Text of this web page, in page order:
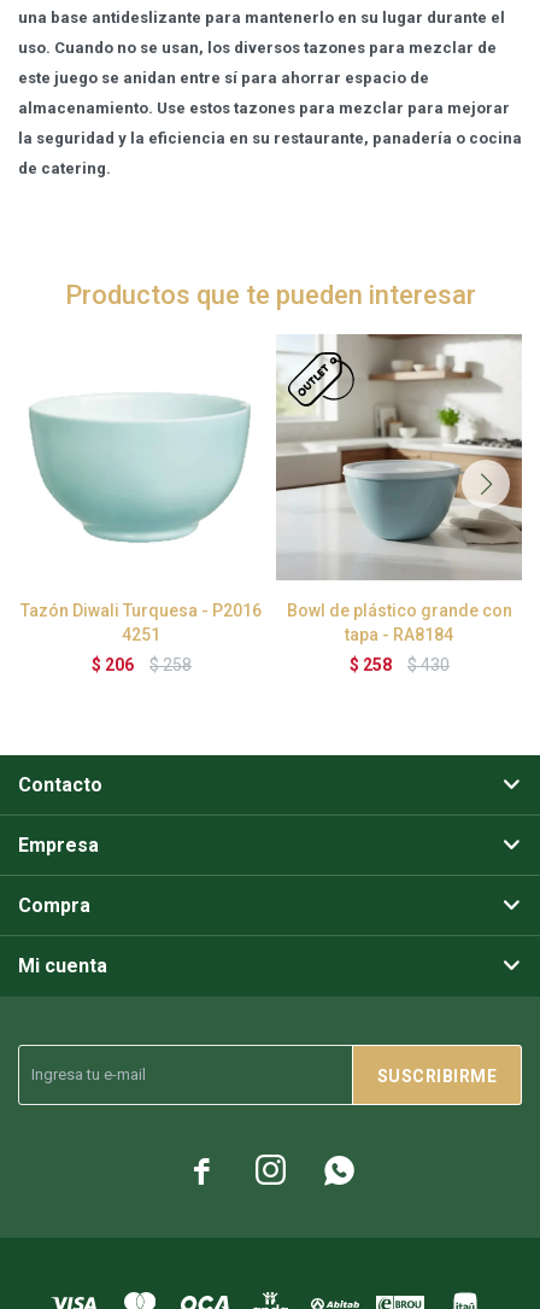
una base antideslizante para mantenerlo en su lugar durante el
uso. Cuando no se usan, los diversos tazones para mezclar de
este juego se anidan entre sí para ahorrar espacio de
almacenamiento. Use estos tazones para mezclar para mejorar
la seguridad y la eficiencia en su restaurante, panadería o cocina
de catering.
Productos que te pueden interesar
Tazón Diwali Turquesa - P2016
4251
$ 206 $258
Bowl de plástico grande con
tapa - RA8184
$ 258 $430
SUSCRIBIRME
  
Contacto
Empresa
Compra
Mi cuenta